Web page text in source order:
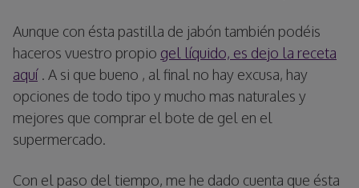
Aunque con ésta pastilla de jabón también podéis
haceros vuestro propio gel líquido, es dejo la receta
aquí. A si que bueno , al final no hay excusa, hay
opciones de todo tipo y mucho mas naturales y
mejores que comprar el bote de gel en el
supermercado.
Con el paso del tiempo, me he dado cuenta que ésta